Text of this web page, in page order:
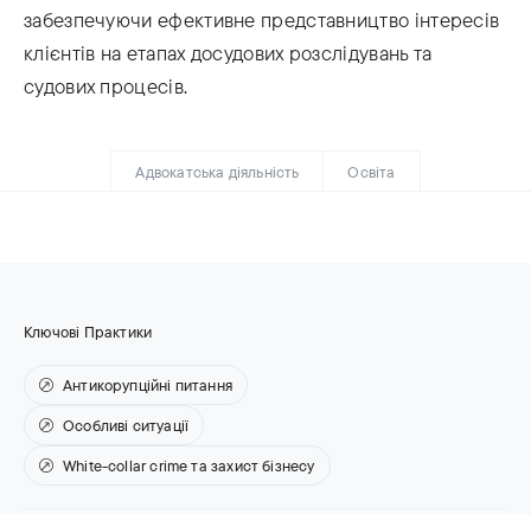
забезпечуючи ефективне представництво інтересів
клієнтів на етапах досудових розслідувань та
судових процесів.
Адвокатська діяльність Освіта
Ключові Практики
Антикорупційні питання
Особливі ситуації
White-collar crime та захист бізнесу